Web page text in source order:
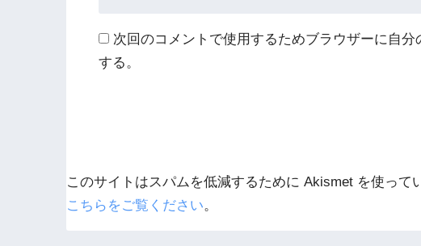
次回のコメントで使用するためブラウザーに自
する。
このサイトはスパムを低減するために Akismet を使って
こちらをご覧ください。